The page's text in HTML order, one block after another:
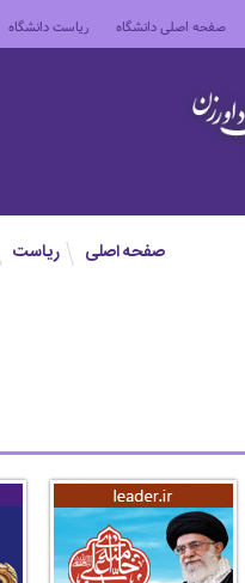
صفحه اصلی دانشگاه ریاست دانشگاه
صفحه اصلی ریاست